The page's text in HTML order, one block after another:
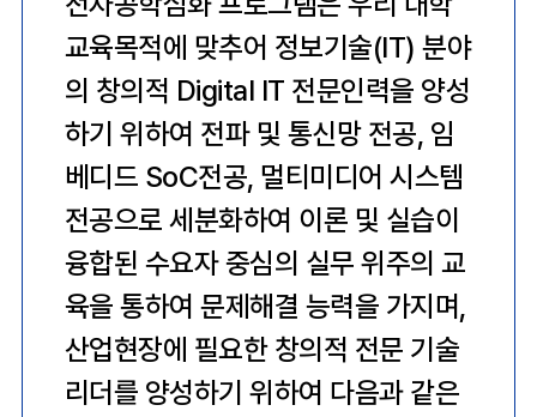
교육목적에 맞추어 정보기술(IT) 분야
의 창의적 Digital IT 전문인력을 양성
하기 위하여 전파 및 통신망 전공, 임
베디드 SoC전공, 멀티미디어 시스템
전공으로 세분화하여 이론 및 실습이
융합된 수요자 중심의 실무 위주의 교
육을 통하여 문제해결 능력을 가지며,
산업현장에 필요한 창의적 전문 기술
리더를 양성하기 위하여 다음과 같은